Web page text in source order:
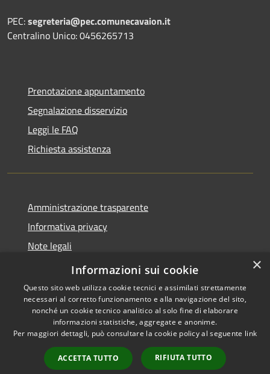
PEC:segreteria@pec.comunecavaion.it
Centralino Unico: 0456265713
Prenotazione appuntamento
Segnalazione disservizio
Leggi le FAQ
Richiesta assistenza
Amministrazione trasparente
Informativa privacy
Note legali
Dichiarazione di accessibilità
Accessibilità
Copyright © 2026 • Comune di
Cavaion Veronese • Powered
byMunicipium
Accesso
redazione
×
Informazioni sui cookie
Questo sito web utilizza cookie tecnici e assimilati strettamente
necessari al corretto funzionamento e alla navigazione del sito,
nonché un cookie tecnico analitico al solo fine di elaborare
informazioni statistiche, aggregate e anonime.
Per maggiori dettagli, può consultare la cookie policy al seguente link
ACCETTA TUTTO RIFIUTA TUTTO